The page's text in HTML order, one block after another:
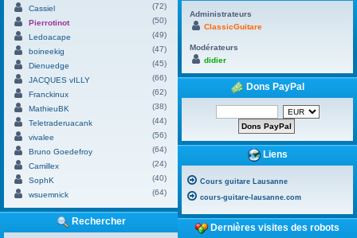
Cassiel
(72)
Pierrotinot
(50)
Ledoacape
(49)
boineekig
(47)
Dienuedge
(45)
JACQUES vILLY
(66)
Franckinux
(62)
MathieuBK
(38)
Teletraderuacank
(44)
vivalee
(56)
Bruno Goedefroy
(64)
Camillex
(24)
SophK
(40)
wsuemnick
(64)
Rechercher
Administrateurs
ClassicGuitare
Modérateurs
didier
Dons PayPal
Liens
Cours guitare Lausanne
cours-guitare-lausanne.com
Dernières visites des robots